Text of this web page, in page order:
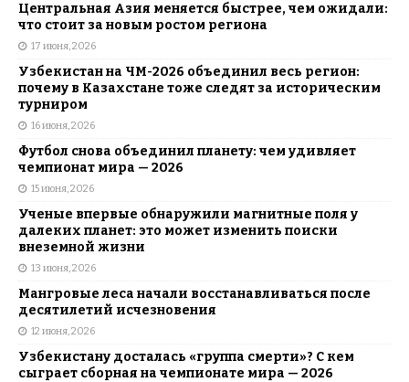
Центральная Азия меняется быстрее, чем ожидали:
что стоит за новым ростом региона
17 июня, 2026
Узбекистан на ЧМ-2026 объединил весь регион:
почему в Казахстане тоже следят за историческим
турниром
16 июня, 2026
Футбол снова объединил планету: чем удивляет
чемпионат мира — 2026
15 июня, 2026
Ученые впервые обнаружили магнитные поля у
далеких планет: это может изменить поиски
внеземной жизни
13 июня, 2026
Мангровые леса начали восстанавливаться после
десятилетий исчезновения
12 июня, 2026
Узбекистану досталась «группа смерти»? С кем
сыграет сборная на чемпионате мира — 2026